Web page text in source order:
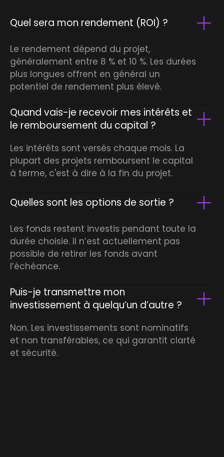
Quel sera mon rendement (ROI) ?
Le rendement dépend du projet,
généralement entre 8 % et 10 %. Les durées
plus longues offrent en général un
potentiel de rendement plus élevé.
Quand vais-je recevoir mes intérêts et
le remboursement du capital ?
Les intérêts sont versés chaque mois. La
plupart des projets remboursent le capital
à terme, c'est à dire à la fin du projet.
Quelles sont les options de sortie ?
Les fonds restent investis pendant toute la
durée choisie. Il n’est actuellement pas
possible de retirer les fonds avant
l’échéance.
Puis-je transmettre mon
investissement à quelqu’un d’autre ?
Non. Les investissements sont nominatifs
et non transférables, ce qui garantit clarté
et sécurité.